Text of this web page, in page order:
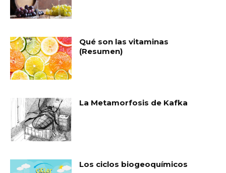
Qué son las vitaminas
(Resumen)
La Metamorfosis de Kafka
Los ciclos biogeoquímicos